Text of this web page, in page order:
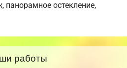
панорамное остекление,
работы